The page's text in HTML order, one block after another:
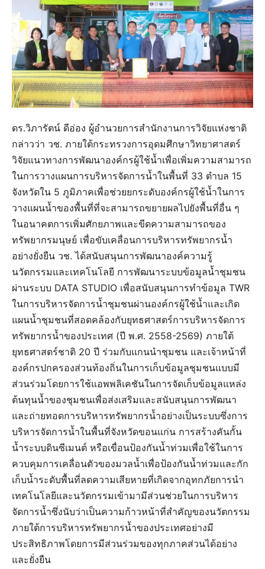
ดร.วิภารัตน์ ดีอ่อง ผู้อำนวยการสำนักงานการวิจัยแห่งชาติ
กล่าวว่า วช. ภายใต้กระทรวงการอุดมศึกษาวิทยาศาสตร์
วิจัยแนวทางการพัฒนาองค์กรผู้ใช้น้ำเพื่อเพิ่มความสามารถ
ในการวางแผนการบริหารจัดการน้ำในพื้นที่ 33 ตำบล 15
จังหวัดใน 5 ภูมิภาคเพื่อช่วยยกระดับองค์กรผู้ใช้น้ำในการ
วางแผนน้ำของพื้นที่ที่จะสามารถขยายผลไปยังพื้นที่อื่น ๆ
ในอนาคตการเพิ่มศักยภาพและขีดความสามารถของ
ทรัพยากรมนุษย์ เพื่อขับเคลื่อนการบริหารทรัพยากรน้ำ
อย่างยั่งยืน วช. ได้สนับสนุนการพัฒนาองค์ความรู้
นวัตกรรมและเทคโนโลยี การพัฒนาระบบข้อมูลน้ำชุมชน
ผ่านระบบ DATA STUDIO เพื่อสนับสนุนการทำข้อมูล TWR
ในการบริหารจัดการน้ำชุมชนผ่านองค์กรผู้ใช้น้ำและเกิด
แผนน้ำชุมชนที่สอดคล้องกับยุทธศาสตร์การบริหารจัดการ
ทรัพยากรน้ำของประเทศ (ปี พ.ศ. 2558-2569) ภายใต้
ยุทธศาสตร์ชาติ 20 ปี ร่วมกับแกนนำชุมชน และเจ้าหน้าที่
องค์กรปกครองส่วนท้องถิ่นในการเก็บข้อมูลชุมชนแบบมี
ส่วนร่วมโดยการใช้แอพพลิเคชันในการจัดเก็บข้อมูลแหล่ง
ต้นทุนน้ำของชุมชนเพื่อส่งเสริมและสนับสนุนการพัฒนา
และถ่ายทอดการบริหารทรัพยากรน้ำอย่างเป็นระบบซึ่งการ
บริหารจัดการน้ำในพื้นที่จังหวัดขอนแก่น การสร้างคันกั้น
น้ำระบบดินซีเมนต์ หรือเขื่อนป้องกันน้ำท่วมเพื่อใช้ในการ
ควบคุมการเคลื่อนตัวของมวลน้ำเพื่อป้องกันน้ำท่วมและกัก
เก็บน้ำระดับพื้นที่ลดความเสียหายที่เกิดจากอุทกภัยการนำ
เทคโนโลยีและนวัตกรรมเข้ามามีส่วนช่วยในการบริหาร
จัดการน้ำซึ่งนับว่าเป็นความก้าวหน้าที่สำคัญของนวัตกรรม
ภายใต้การบริหารทรัพยากรน้ำของประเทศอย่างมี
ประสิทธิภาพโดยการมีส่วนร่วมของทุกภาคส่วนได้อย่าง
และยั่งยืน